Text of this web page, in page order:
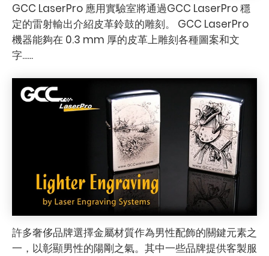
GCC LaserPro 應用實驗室將通過GCC LaserPro 穩
定的雷射輸出介紹皮革鈴鼓的雕刻。 GCC LaserPro
機器能夠在 0.3 mm 厚的皮革上雕刻各種圖案和文
字......
許多奢侈品牌選擇金屬材質作為男性配飾的關鍵元素之
一，以彰顯男性的陽剛之氣。其中一些品牌提供客製服